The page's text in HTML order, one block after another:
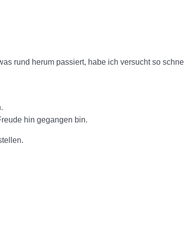
rund herum passiert, habe ich versucht so
hin gegangen bin.